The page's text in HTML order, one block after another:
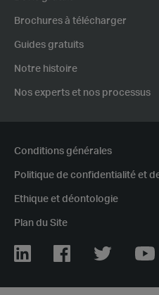
Brochures à télécharger
Guides gratuits
Notre histoire
Nos experts et nos processus
Conditions générales
Politique de confidentialité et
Ethique et déontologie
Plan du Site
Linkedin Facebook Twitter